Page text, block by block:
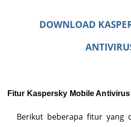
DOWNLOAD
Fitur Kaspersky Mobile Antivirus
Berikut beberapa fitur yang